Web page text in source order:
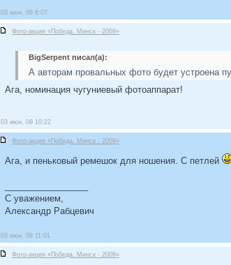
03 июн, 09 8:07
Фото-акция «Победа. Минск - 2009»
BigSerpent писал(а):
А авторам провальных фото будет устроена
Ага, номинация чугуниевый фотоаппарат!
03 июн, 09 10:22
Фото-акция «Победа. Минск - 2009»
Ага, и пеньковый ремешок для ношения. С петлей
С уважением,
Александр Рабцевич
03 июн, 09 11:01
Фото-акция «Победа. Минск - 2009»